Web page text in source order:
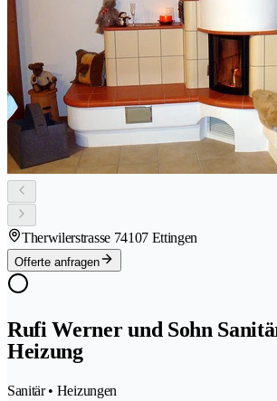
Therwilerstrasse 74107 Ettingen
Offerte anfragen
Rufi Werner und Sohn
Heizung
Sanitär • Heizungen